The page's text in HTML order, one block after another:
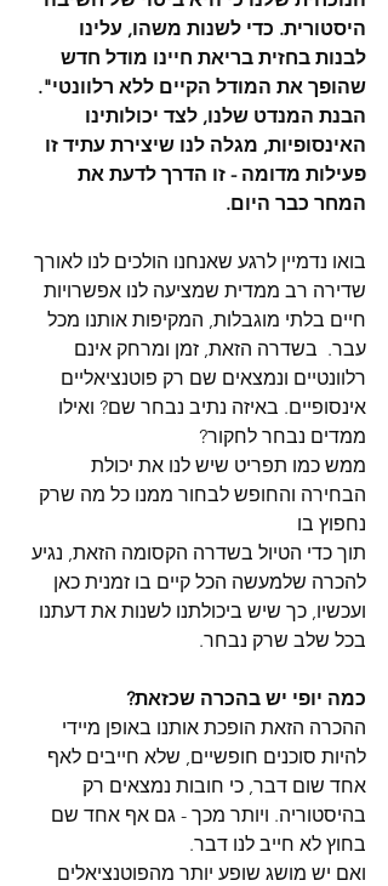
היסטורית. כדי לשנות משהו, עלינו
לבנות בחזית בריאת חיינו מודל חדש
שהופך את המודל הקיים ללא רלוונטי".
הבנת המנדט שלנו, לצד יכולותינו
האינסופיות, מגלה לנו שיצירת עתיד זו
פעילות מדומה - זו הדרך לדעת את
המחר כבר היום.
בואו נדמיין לרגע שאנחנו הולכים לנו לאורך
שדירה רב ממדית שמציעה לנו אפשרויות
חיים בלתי מוגבלות, המקיפות אותנו מכל
עבר.  בשדרה הזאת, זמן ומרחק אינם
רלוונטיים ונמצאים שם רק פוטנציאליים
אינסופיים. באיזה נתיב נבחר שם? ואילו
ממדים נבחר לחקור?
ממש כמו תפריט שיש לנו את יכולת
הבחירה והחופש לבחור ממנו כל מה שרק
נחפוץ בו
תוך כדי הטיול בשדרה הקסומה הזאת, נגיע
להכרה שלמעשה הכל קיים בו זמנית כאן
ועכשיו, כך שיש ביכולתנו לשנות את דעתנו
בכל שלב שרק נבחר.
כמה יופי יש בהכרה שכזאת?
ההכרה הזאת הופכת אותנו באופן מיידי
להיות סוכנים חופשיים, שלא חייבים לאף
אחד שום דבר, כי חובות נמצאים רק
בהיסטוריה. ויותר מכך - גם אף אחד שם
בחוץ לא חייב לנו דבר.
ואם יש מושג שופע יותר מהפוטנציאלים